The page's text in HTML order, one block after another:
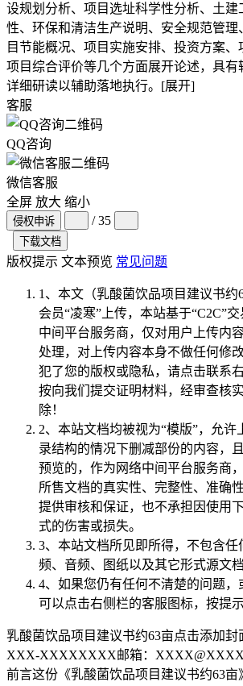
设规划分析、项目选址科学性分析、土建
性、环保和清洁生产说明、安全规范管理
目节能概况、项目实施安排、投资方案、
项目综合评价等几个方面展开论述，具有
详细研读以辅助落地执行。 [展开]
客服
QQ咨询
微信客服
全屏 放大 缩小
侵权申诉 / 35
下载文档
版权提示 文本预览 常见问题
1、本文（乳酸菌饮品项目建议书约
会员“凌寒”上传，本站基于“C2C”
中间平台服务商，仅对用户上传内
处理，对上传内容本身不做任何修
犯了您的版权或隐私，请点击联系
按向我们提交证明材料，经审查核
除！
2、本站文档均被视为“模版”，允许
录结构的情况下删减部份的内容，
预览的，作为网络中间平台服务商
所售文档的真实性、完整性、准确
提供审核和保证，也不承担因使用
式的伤害或损失。
3、本站文档所见即所得，不包含
频、音频、图纸以及其它形式源文档
4、如果您仍有任何不清楚的问题，
可以点击右侧栏的客服图标，按提示
乳酸菌饮品项目建议书约63亩点击添加封
XXX-XXXXXXXX邮箱：
前言这份《乳酸菌饮品项目建议书约63亩